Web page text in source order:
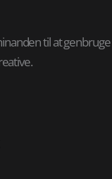
til at genbruge